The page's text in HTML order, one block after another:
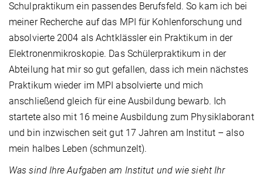
Schulpraktikum ein passendes Berufsfeld. So kam ich bei
meiner Recherche auf das MPI für Kohlenforschung und
absolvierte 2004 als Achtklässler ein Praktikum in der
Elektronenmikroskopie. Das Schülerpraktikum in der
Abteilung hat mir so gut gefallen, dass ich mein nächstes
Praktikum wieder im MPI absolvierte und mich
anschließend gleich für eine Ausbildung bewarb. Ich
startete also mit 16 meine Ausbildung zum Physiklaborant
und bin inzwischen seit gut 17 Jahren am Institut – also
mein halbes Leben (schmunzelt).
Was sind Ihre Aufgaben am Institut und wie sieht Ihr